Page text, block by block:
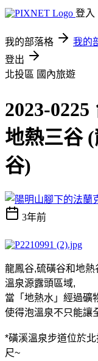
登入
我的部落格 我的
登出
北投區 國內旅遊
2023-
地熱三谷
谷)
3年前
龍鳳谷,硫磺谷和地熱
溫泉源露頭區域,
當「地熱水」經過礦
使得泡溫泉不只能讓
*磺溪溫泉步道位於
尺~